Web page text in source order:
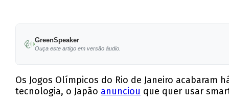
GreenSpeaker
Ouça este artigo em versão áudio.
Os Jogos Olímpicos do Rio de Janeiro acabaram
tecnologia, o Japão anunciou que quer usar